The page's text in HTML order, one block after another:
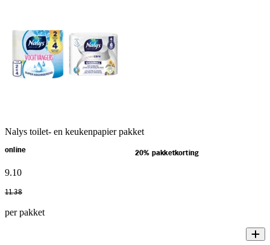
Nalys toilet- en keukenpapier pakket
online 20% pakketkorting
9.10
11.38
per pakket